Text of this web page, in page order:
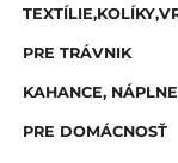
PRE TRÁVNIK
KAHANCE, NÁPLNE
PRE DOMÁCNOSŤ